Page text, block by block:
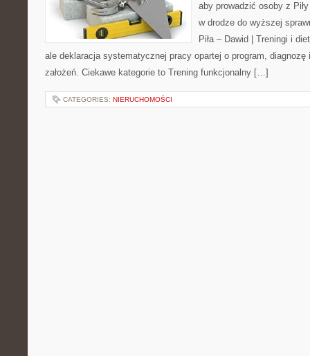
aby prowadzić osoby z
w drodze do wyższej
Piła – Dawid | Treningi i
ale deklaracja systematycznej pracy opartej o program, diagnozę
założeń. Ciekawe kategorie to Trening funkcjonalny […]
CATEGORIES: NIERUCHOMOŚCI